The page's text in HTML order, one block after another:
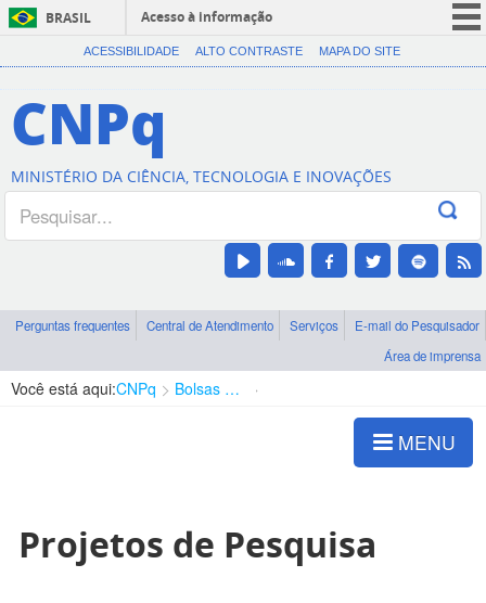
BRASIL
Acesso à informação
CORONAVÍRUS (COVID-19)
Canais
ACESSIBILIDADE ALTO CONTRASTE MAPA DO SITE
CNPq
MINISTÉRIO DA CIÊNCIA, TECNOLOGIA E INOVAÇÕES
Perguntas frequentes Central de Atendimento Serviços
E-mail do Pesquisador
Área de imprensa
Você está aqui:CNPq Bolsas e Auxílios Vigentes
MENU
Projetos de Pesquisa